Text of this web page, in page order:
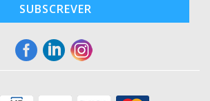
SUBSCREVER